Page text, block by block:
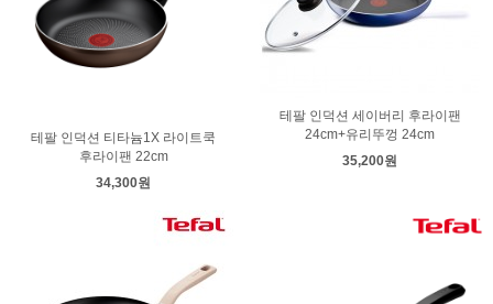
테팔 인덕션 티타늄1X 라이트쿡
후라이팬 22cm
34,300원
테팔 인덕션 세이버리 후라이팬
24cm+유리뚜껑 24cm
35,200원